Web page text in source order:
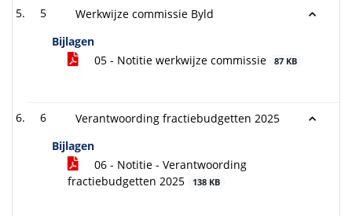
5
Werkwijze commissie Byld
Bijlagen
05 - Notitie werkwijze commissie
87 KB
6
Verantwoording fractiebudgetten 2025
Bijlagen
06 - Notitie - Verantwoording
fractiebudgetten 2025
138 KB